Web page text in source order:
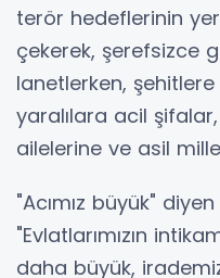
terör hedeflerinin
çekerek, şerefsizce
lanetlerken,
yaralılara acil
ailelerine ve asil
"Acımız büyük"
"Evlatlarımızın
daha büyük,